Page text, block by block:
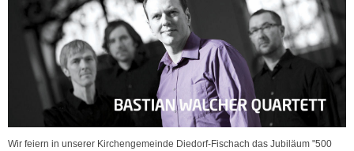
Wir feiern in unserer Kirchengemeinde Diedorf-Fischach das Jubiläum "500